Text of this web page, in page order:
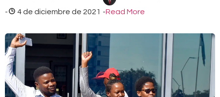
- 4 de diciembre de 2021 -Read More